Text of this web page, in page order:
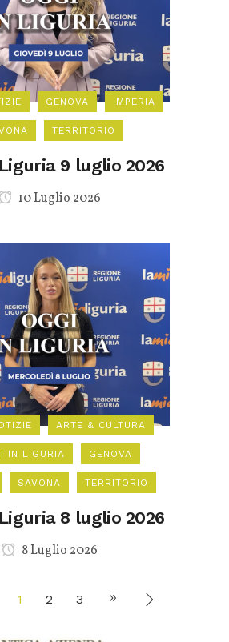
GENOVA IMPERIA
TERRITORIO
9 luglio 2026
10 Luglio 2026
ARTE & CULTURA
IN LIGURIA GENOVA
SAVONA TERRITORIO
8 luglio 2026
8 Luglio 2026
1 2 3